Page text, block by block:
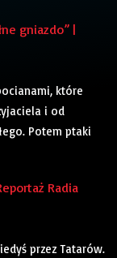
gniazdo” |
które
i od
Potem ptaki
Radia
przez Tatarów.